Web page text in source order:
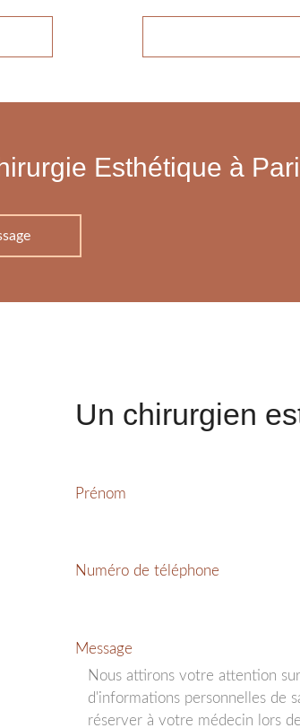
Esthétique à
Un chirurgien
Prénom
Numéro de téléphone
Message